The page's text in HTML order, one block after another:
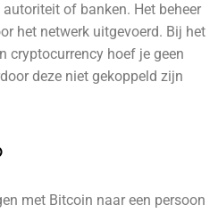
of banken. Het beheer
het netwerk uitgevoerd. Bij het
cryptocurrency hoef je geen
deze niet gekoppeld zijn
met Bitcoin naar een persoon